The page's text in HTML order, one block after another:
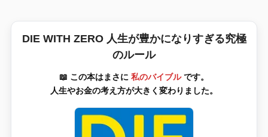
DIE WITH ZERO 人生が豊かになりすぎる究極
のルール
📖 この本はまさに 私のバイブルです。
人生やお金の考え方が大きく変わりました。